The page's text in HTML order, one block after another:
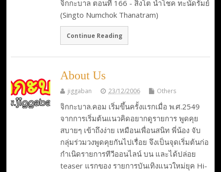
จิกกะบาล ตอนที่ 166 - สิงโต นำโชค ทะนัดรัมย์
(Singto Numchok Thanatram)
Continue Reading
About Us
jiggaban 23/12/2006 Others
จิกกะบาล.คอม เริ่มขึ้นครั้งแรกเมื่อ พ.ศ.2549
จากการเริ่มต้นแนวคิดอยากดูรายการ พูดคุย
สบายๆ เข้าถึงง่าย เหมือนเพื่อนสนิท พี่น้อง จับ
กลุ่มร่วมวงพูดคุยกันไปเรื่อย จึงเป็นจุดเริ่มต้นก่อ
กำเนิดรายการทีวีออนไลน์ บน และได้ปล่อย
teaser แรกของ รายการบันเทิงแนวใหม่ยุค Hi-